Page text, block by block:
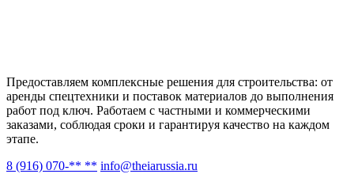
Предоставляем комплексные решения для строительства: от
аренды спецтехники и поставок материалов до выполнения
работ под ключ. Работаем с частными и коммерческими
заказами, соблюдая сроки и гарантируя качество на каждом
этапе.
8 (916) 070-** ** info@theiarussia.ru